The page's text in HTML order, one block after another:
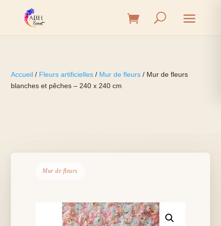
Accueil / Fleurs artificielles / Mur de fleurs / Mur de fleurs
blanches et pêches – 240 x 240 cm
Mur de fleurs